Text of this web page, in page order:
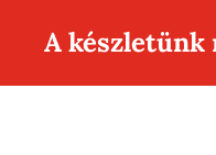
A készletünk